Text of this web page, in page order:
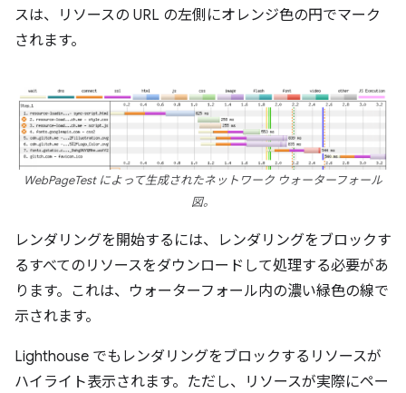
スは、リソースの URL の左側にオレンジ色の円でマーク
されます。
WebPageTest によって生成されたネットワーク ウォーターフォール
図。
レンダリングを開始するには、レンダリングをブロックす
るすべてのリソースをダウンロードして処理する必要があ
ります。これは、ウォーターフォール内の濃い緑色の線で
示されます。
Lighthouse でもレンダリングをブロックするリソースが
ハイライト表示されます。ただし、リソースが実際にペー